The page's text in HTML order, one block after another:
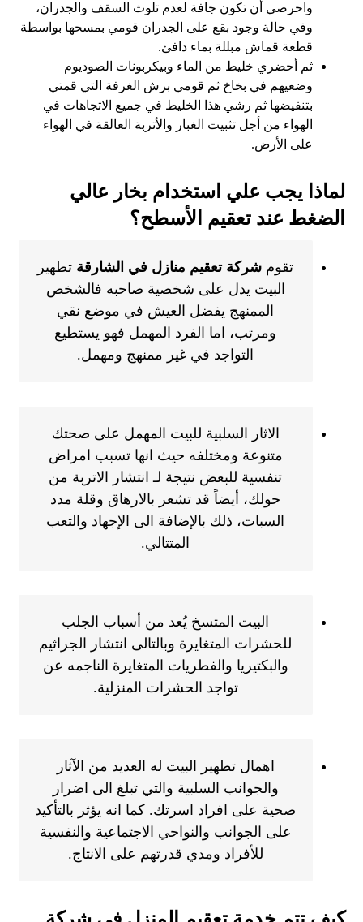
واحرصي أن تكون جافة لعدم تلوث السقف والجدران،
وفي حالة وجود بقع على الجدران قومي بمسحها بواسطة
قطعة قماش مبللة بماء دافئ.
ثم أحضري خليط من الماء وبيكربونات الصوديوم
وضعيهم في بخاخ ثم قومي برش الغرفة التي قمتي
بتنفيضها ثم رشي هذا الخليط في جميع الاتجاهات في
الهواء من أجل تثبيت الغبار والأتربة العالقة في الهواء
على الأرض.
لماذا يجب علي استخدام بخار عالي
الضغط عند تعقيم الأسطح؟
تقوم شركة تعقيم منازل في الشارقة تطهير
البيت يدل على شخصية صاحبه فالشخص
الممنهج يفضل العيش في موضع نقي
ومرتب، اما الفرد المهمل فهو يستطيع
التواجد في غير ممنهج ومهمل.
الاثار السلبية للبيت المهمل على صحتك
متنوعة ومختلفه حيث انها تسبب امراض
تنفسية للبعض نتيجة لـ انتشار الاتربة من
حولك، أيضاً قد تشعر بالارهاق وقلة مدد
السبات، ذلك بالإضافة الى الإجهاد والتعب
المتتالي.
البيت المتسخ يُعد من أسباب الجلب
للحشرات المتغايرة وبالتالى انتشار الجراثيم
والبكتيريا والفطريات المتغايرة الناجمه عن
تواجد الحشرات المنزلية.
اهمال تطهير البيت له العديد من الآثار
والجوانب السلبية والتي تبلغ الى اضرار
صحية على افراد اسرتك. كما انه يؤثر بالتأكيد
على الجوانب والنواحي الاجتماعية والنفسية
للأفراد ومدي قدرتهم على الانتاج.